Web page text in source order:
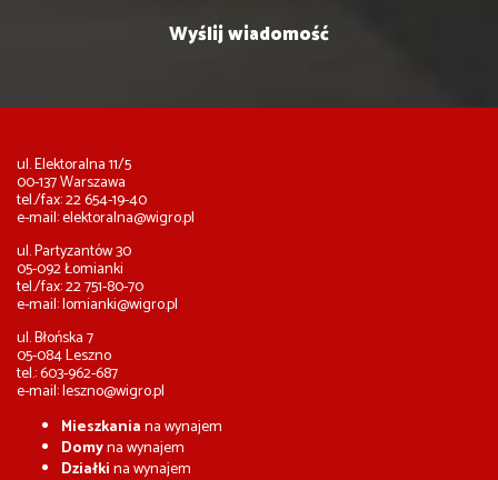
ul. Elektoralna 11/5
00-137 Warszawa
tel./fax: 22 654-19-40
e-mail:elektoralna@wigro.pl
ul. Partyzantów 30
05-092 Łomianki
tel./fax: 22 751-80-70
e-mail:lomianki@wigro.pl
ul. Błońska 7
05-084 Leszno
tel.: 603-962-687
e-mail:leszno@wigro.pl
Mieszkaniana wynajem
Domyna wynajem
Działkina wynajem